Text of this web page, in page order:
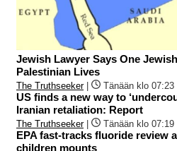
Jewish Lawyer Says One
Palestinian Lives
The Truthseeker| Tänään klo 07:23
US finds a new way to
Iranian retaliation: Report
The Truthseeker| Tänään klo 07:19
EPA fast-tracks fluoride review
children mounts